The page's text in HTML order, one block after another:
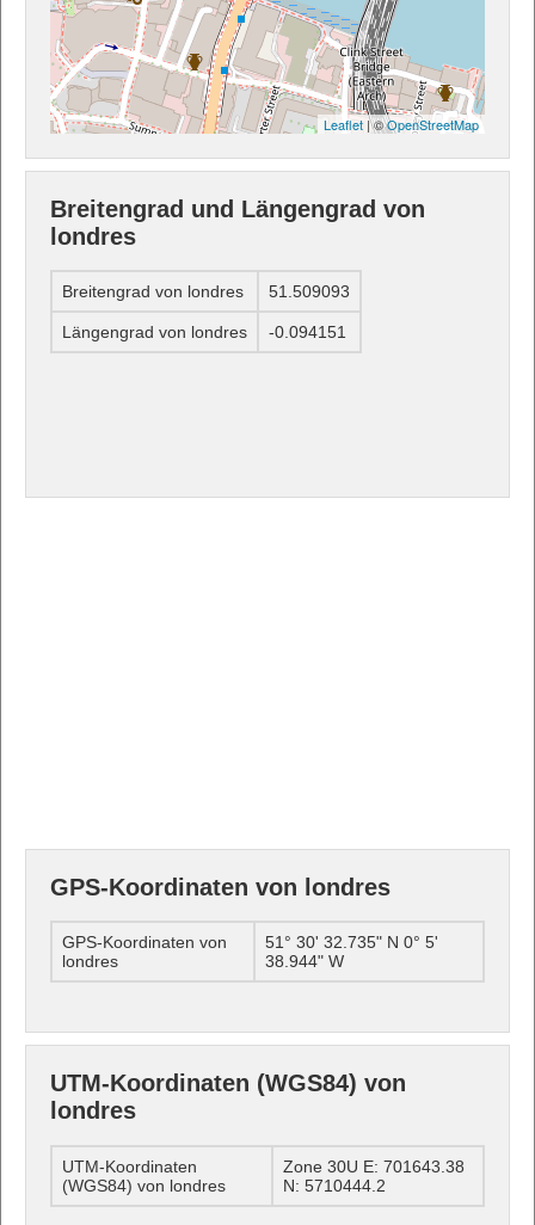
Leaflet | ©OpenStreetMap
Breitengrad und Längengrad von
londres
Breitengrad von londres 51.509093
Längengrad von londres -0.094151
GPS-Koordinaten von londres
GPS-Koordinaten von
londres
51° 30' 32.735" N 0° 5'
38.944" W
UTM-Koordinaten (WGS84) von
londres
UTM-Koordinaten
(WGS84) von londres
Zone 30U E: 701643.38
N: 5710444.2